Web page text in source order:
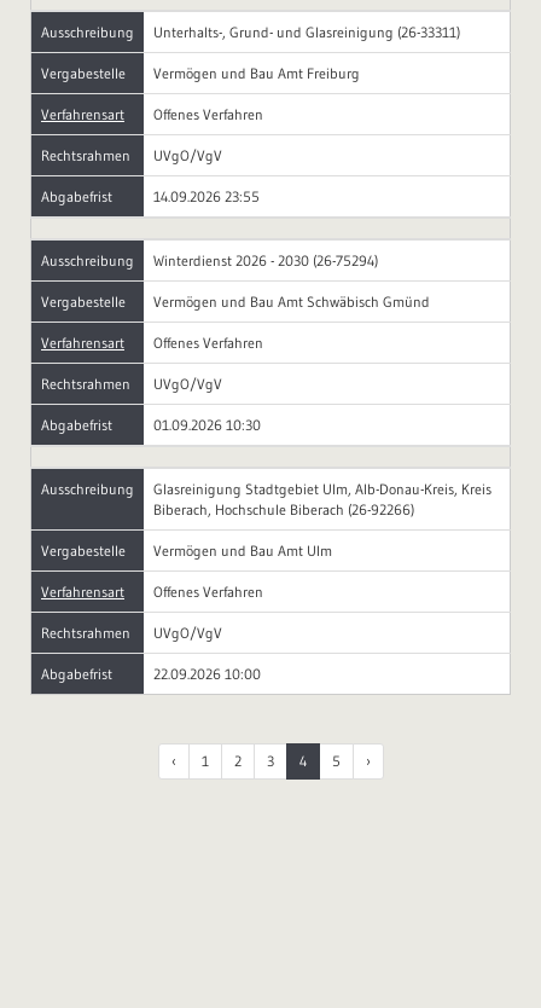
Ausschreibung Unterhalts-, Grund- und Glasreinigung (26-33311)
Vergabestelle Vermögen und Bau Amt Freiburg
Verfahrensart Offenes Verfahren
Rechtsrahmen UVgO/VgV
Abgabefrist 14.09.2026 23:55
Ausschreibung Winterdienst 2026 - 2030 (26-75294)
Vergabestelle Vermögen und Bau Amt Schwäbisch Gmünd
Verfahrensart Offenes Verfahren
Rechtsrahmen UVgO/VgV
Abgabefrist 01.09.2026 10:30
Ausschreibung
Glasreinigung Stadtgebiet Ulm, Alb-Donau-Kreis, Kreis
Biberach, Hochschule Biberach (26-92266)
Vergabestelle Vermögen und Bau Amt Ulm
Verfahrensart Offenes Verfahren
Rechtsrahmen UVgO/VgV
Abgabefrist 22.09.2026 10:00
‹ 1 2 3 4 5 ›